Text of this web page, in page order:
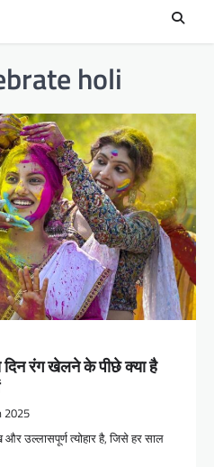
holi
दिन रंग खेलने के पीछे क्या है
2025
उल्लासपूर्ण त्योहार है, जिसे हर साल